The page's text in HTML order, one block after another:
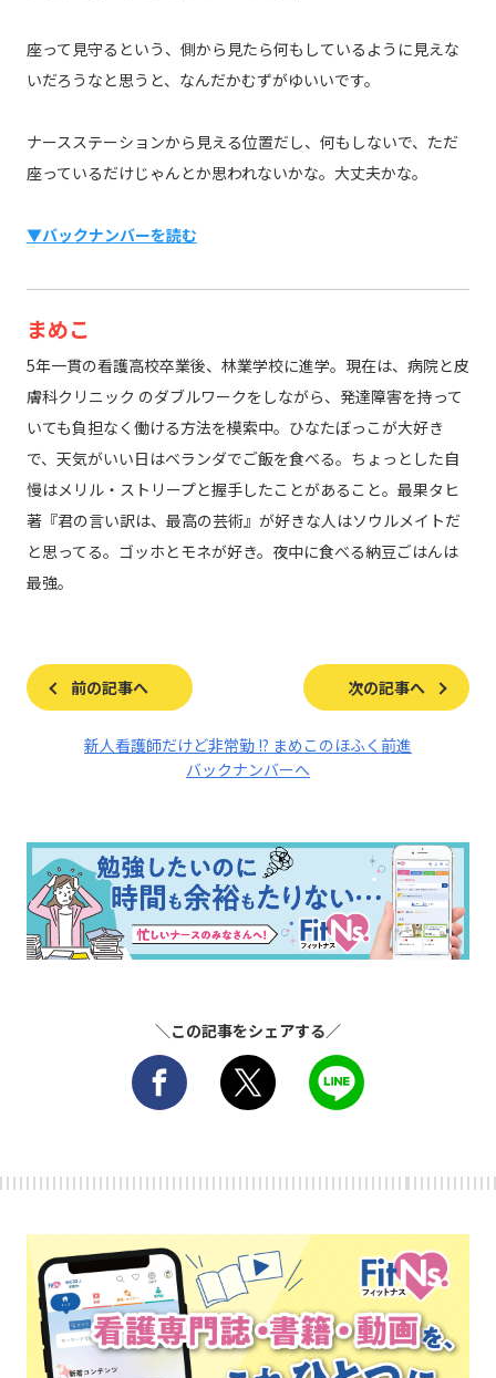
座って見守るという、側から見たら何もしているように見えな
いだろうなと思うと、なんだかむずがゆいいです。
ナースステーションから見える位置だし、何もしないで、ただ
座っているだけじゃんとか思われないかな。大丈夫かな。
▼バックナンバーを読む
まめこ
5年一貫の看護高校卒業後、林業学校に進学。現在は、病院と皮
膚科クリニック のダブルワークをしながら、発達障害を持って
いても負担なく働ける方法を模索中。ひなたぼっこが大好き
で、天気がいい日はベランダでご飯を食べる。ちょっとした自
慢はメリル・ストリープと握手したことがあること。最果タヒ
著『君の言い訳は、最高の芸術』が好きな人はソウルメイトだ
と思ってる。ゴッホとモネが好き。夜中に食べる納豆ごはんは
最強。
前の記事へ 次の記事へ
新人看護師だけど非常勤 !? まめこのほふく前進
バックナンバーへ
＼この記事をシェアする／